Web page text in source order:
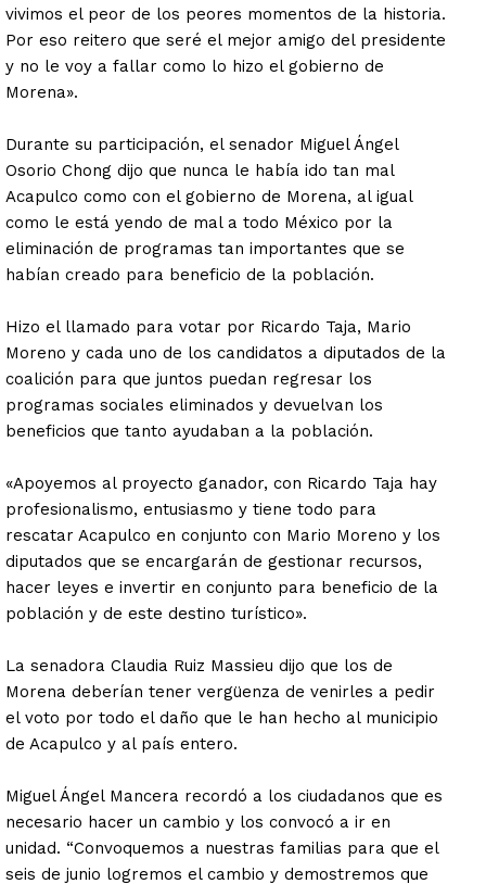
vivimos el peor de los peores momentos de la historia.
Por eso reitero que seré el mejor amigo del presidente
y no le voy a fallar como lo hizo el gobierno de
Morena».
Durante su participación, el senador Miguel Ángel
Osorio Chong dijo que nunca le había ido tan mal
Acapulco como con el gobierno de Morena, al igual
como le está yendo de mal a todo México por la
eliminación de programas tan importantes que se
habían creado para beneficio de la población.
Hizo el llamado para votar por Ricardo Taja, Mario
Moreno y cada uno de los candidatos a diputados de la
coalición para que juntos puedan regresar los
programas sociales eliminados y devuelvan los
beneficios que tanto ayudaban a la población.
«Apoyemos al proyecto ganador, con Ricardo Taja hay
profesionalismo, entusiasmo y tiene todo para
rescatar Acapulco en conjunto con Mario Moreno y los
diputados que se encargarán de gestionar recursos,
hacer leyes e invertir en conjunto para beneficio de la
población y de este destino turístico».
La senadora Claudia Ruiz Massieu dijo que los de
Morena deberían tener vergüenza de venirles a pedir
el voto por todo el daño que le han hecho al municipio
de Acapulco y al país entero.
Miguel Ángel Mancera recordó a los ciudadanos que es
necesario hacer un cambio y los convocó a ir en
unidad. “Convoquemos a nuestras familias para que el
seis de junio logremos el cambio y demostremos que